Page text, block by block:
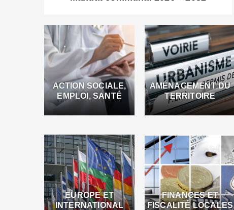
ACTION SOCIALE,
EMPLOI, SANTÉ
AMÉNAGEMENT DU
TERRITOIRE
EUROPE ET
INTERNATIONAL
FINANCES ET
FISCALITÉ LOCALES